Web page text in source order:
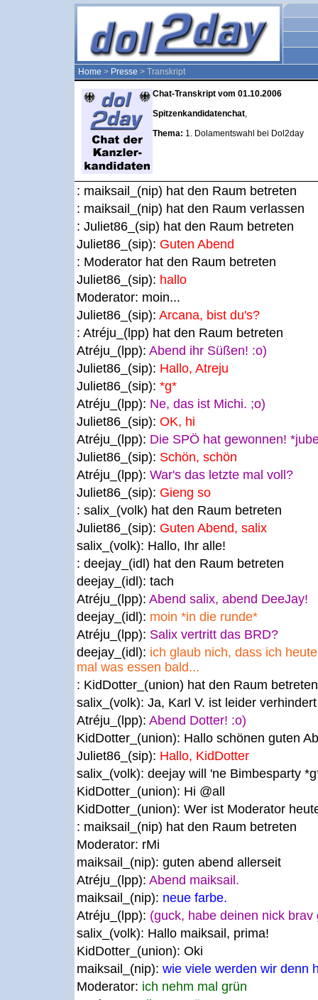
Home > Presse > Transkript
Chat-Transkript vom 01.10.2006
Spitzenkandidatenchat,
Thema: 1. Dolamentswahl bei Dol2day
: maiksail_(nip) hat den Raum betreten
: maiksail_(nip) hat den Raum verlassen
: Juliet86_(sip) hat den Raum betreten
Juliet86_(sip): Guten Abend
: Moderator hat den Raum betreten
Juliet86_(sip): hallo
Moderator: moin...
Juliet86_(sip): Arcana, bist du's?
: Atréju_(lpp) hat den Raum betreten
Atréju_(lpp): Abend ihr Süßen! :o)
Juliet86_(sip): Hallo, Atreju
Juliet86_(sip): *g*
Atréju_(lpp): Ne, das ist Michi. ;o)
Juliet86_(sip): OK, hi
Atréju_(lpp): Die SPÖ hat gewonnen!
Juliet86_(sip): Schön, schön
Atréju_(lpp): War's das letzte mal voll?
Juliet86_(sip): Gieng so
: salix_(volk) hat den Raum betreten
Juliet86_(sip): Guten Abend, salix
salix_(volk): Hallo, Ihr alle!
: deejay_(idl) hat den Raum betreten
deejay_(idl): tach
Atréju_(lpp): Abend salix, abend DeeJay!
deejay_(idl): moin *in die runde*
Atréju_(lpp): Salix vertritt das BRD?
deejay_(idl): ich glaub nich, dass ich
mal was essen bald...
: KidDotter_(union) hat den Raum betreten
salix_(volk): Ja, Karl V. ist leider
Atréju_(lpp): Abend Dotter! :o)
KidDotter_(union): Hallo schönen guten
Juliet86_(sip): Hallo, KidDotter
salix_(volk): deejay will 'ne Bimbesparty
KidDotter_(union): Hi @all
KidDotter_(union): Wer ist Moderator
: maiksail_(nip) hat den Raum betreten
Moderator: rMi
maiksail_(nip): guten abend allerseit
Atréju_(lpp): Abend maiksail.
maiksail_(nip): neue farbe.
Atréju_(lpp): (guck, habe deinen nick brav
salix_(volk): Hallo maiksail, prima!
KidDotter_(union): Oki
maiksail_(nip): wie viele werden wir denn
Moderator: ich nehm mal grün